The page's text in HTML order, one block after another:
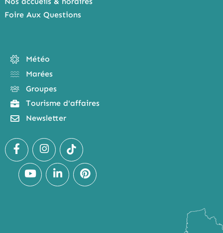
Foire Aux Questions
Météo
Marées
Groupes
Tourisme d'affaires
Newsletter